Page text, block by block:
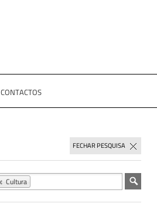
CONTACTOS
FECHAR PESQUISA
Cultura